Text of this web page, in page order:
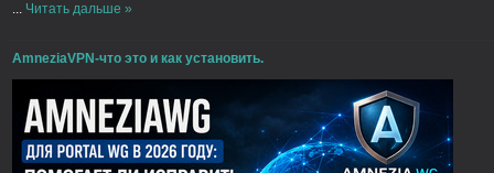
... Читать дальше »
AmneziaVPN-что это и как установить.